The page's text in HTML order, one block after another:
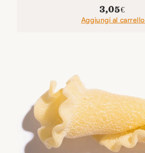
3,05€
Aggiungi al carrello